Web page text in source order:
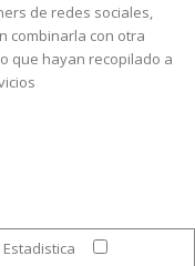
|Nuestra
de redes sociales,
combinarla con otra
que hayan recopilado a
Estadistica